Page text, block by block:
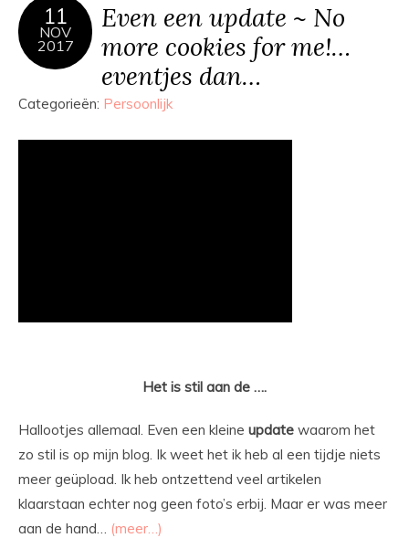
11
NOV
2017
Even een update ~ No
more cookies for me!…
eventjes dan…
Categorieën: Persoonlijk
Het is stil aan de ….
Hallootjes allemaal. Even een kleine update waarom het
zo stil is op mijn blog. Ik weet het ik heb al een tijdje niets
meer geüpload. Ik heb ontzettend veel artikelen
klaarstaan echter nog geen foto’s erbij. Maar er was meer
aan de hand… (meer…)